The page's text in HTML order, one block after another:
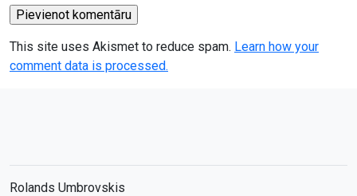
This site uses Akismet to reduce spam. Learn how your
comment data is processed.
Rolands Umbrovskis